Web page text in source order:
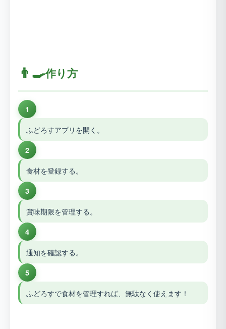
👨‍🍳作り方
1
ふどろすアプリを開く。
2
食材を登録する。
3
賞味期限を管理する。
4
通知を確認する。
5
ふどろすで食材を管理すれば、無駄なく使えます！